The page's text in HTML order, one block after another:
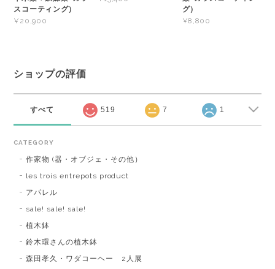
スコーティング）
¥20,900
グ）
¥8,800
ショップの評価
すべて 519 7 1
CATEGORY
作家物 (器・オブジェ・その他）
les trois entrepots product
アパレル
sale! sale! sale!
植木鉢
鈴木環さんの植木鉢
森田孝久・ワダコーヘー 2人展